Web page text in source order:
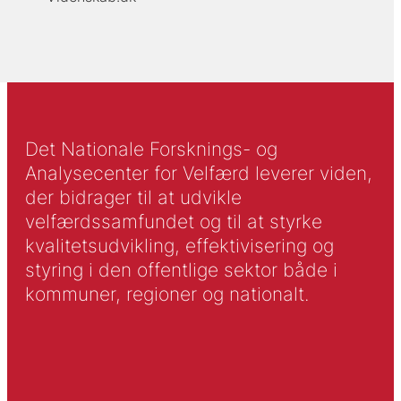
Det Nationale Forsknings- og
Analysecenter for Velfærd leverer viden,
der bidrager til at udvikle
velfærdssamfundet og til at styrke
kvalitetsudvikling, effektivisering og
styring i den offentlige sektor både i
kommuner, regioner og nationalt.